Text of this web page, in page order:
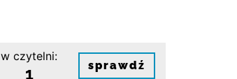
w czytelni:
1 sprawdź